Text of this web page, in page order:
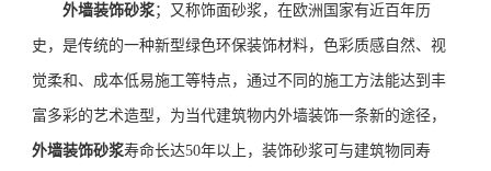
外墙装饰砂浆；又称饰面砂浆，在欧洲国家有近百年历
史， 是传统的一种新型绿色环保装饰材料， 色彩质感自然、视
觉柔和、成本低易施工等特点，通过不同的施工方法能达到丰
富多彩的艺术造型，为 当代建筑物内外墙装饰一条新的途径，
外墙装饰砂浆寿命长达50年以上 ，装饰砂浆可与建筑物同寿